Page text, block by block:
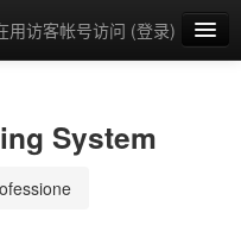
用访客帐号访问 (登录)
System